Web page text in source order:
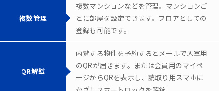
複数管理
複数マンションなどを管理。マンションご
とに部屋を設定できます。フロアとしての
登録も可能です。
QR解錠
内覧する物件を予約するとメールで入室用
のQRが届きます。または会員用のマイペ
ージからQRを表示し、読取り用スマホに